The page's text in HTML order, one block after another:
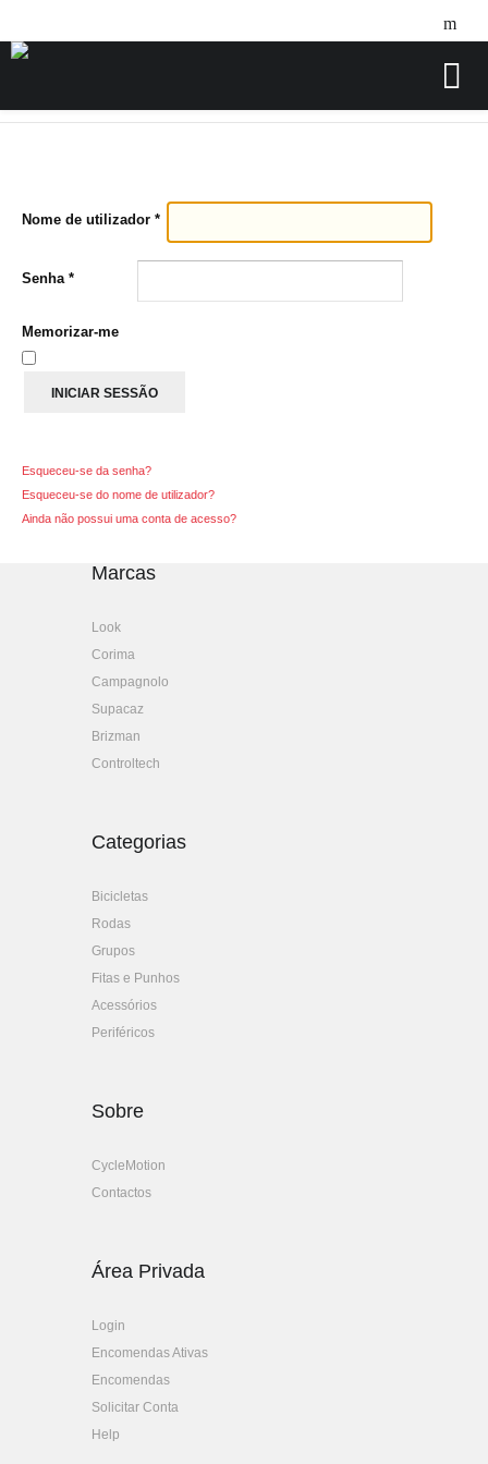
Nome de utilizador *
Senha*
Memorizar-me
INICIAR SESSÃO
Esqueceu-se da senha?
Esqueceu-se do nome de utilizador?
Ainda não possui uma conta de acesso?
Marcas
Look
Corima
Campagnolo
Supacaz
Brizman
Controltech
Categorias
Bicicletas
Rodas
Grupos
Fitas e Punhos
Acessórios
Periféricos
Sobre
CycleMotion
Contactos
Área Privada
Login
Encomendas Ativas
Encomendas
Solicitar Conta
Help